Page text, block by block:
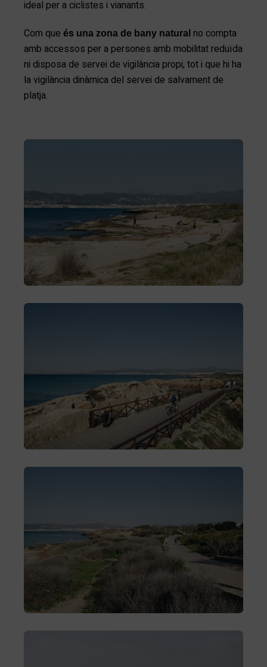
ideal per a ciclistes i vianants.
Com que és una zona de bany natural no compta
amb accessos per a persones amb mobilitat reduïda
ni disposa de servei de vigilància propi, tot i que hi ha
la vigilància dinàmica del servei de salvament de
platja.